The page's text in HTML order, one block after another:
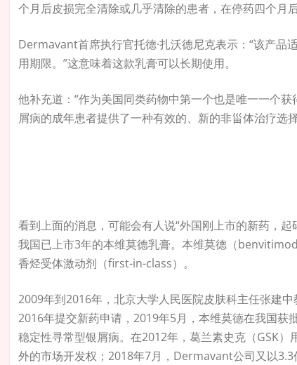
个月后皮损完全清除或几乎清除的患者，在停药四个月
Dermavant首席执行官托德·扎沃德尼克表示：“该产品
用期限。”这意味着这款乳膏可以长期使用。
他补充道：“作为美国同类药物中第一个也是唯一一个
屑病的成年患者提供了一种有效的、新的非甾体治疗选
看到上面的消息，可能会有人说“外国刚上市的新药，
我国已上市3年的本维莫德乳膏。本维莫德（
香烃受体激动剂（first-in-class）。
2009年到2016年，北京大学人民医院皮肤科主任张
2016年提交新药申请，2019年5月，本维莫德在我国获
稳定性寻常型银屑病。在2012年，葛兰素史克（GSK
外的市场开发权；2018年7月，Dermavant公司又以3.3